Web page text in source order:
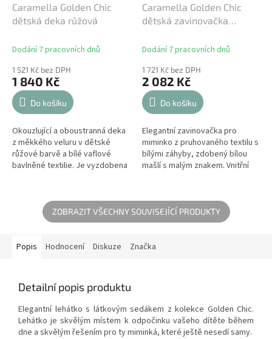
Caramella Golden Chic
dětská deka růžová
Dodání 7 pracovních dnů
1 521 Kč bez DPH
1 840 Kč
Do košíku
Okouzlující a oboustranná deka
z měkkého veluru v dětské
růžové barvě a bílé vaflové
bavlněné textilie. Je vyzdobena
Caramella Golden Chic
dětská zavinovačka
Dodání 7 pracovních dnů
1 721 Kč bez DPH
2 082 Kč
Do košíku
Elegantní zavinovačka pro
miminko z pruhovaného textilu s
bílými záhyby, zdobený bílou
mašlí s malým znakem. Vnitřní
ZOBRAZIT VŠECHNY SOUVISEJÍCÍ PRODUKTY
Popis Hodnocení Diskuze Značka
Detailní popis produktu
Elegantní lehátko s látkovým sedákem z kolekce Golden Chic.
Lehátko je skvělým místem k odpočinku vašeho dítěte během
dne a skvělým řešením pro ty miminká, které ještě nesedí samy.